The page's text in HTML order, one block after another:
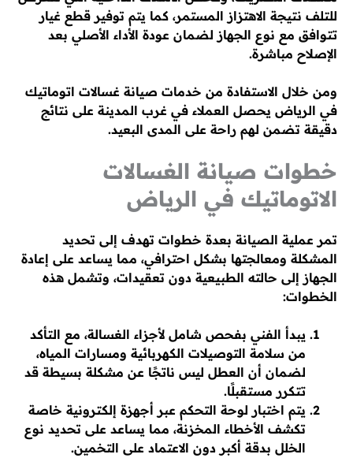
للتلف نتيجة الاهتزاز المستمر، كما يتم توفير قطع غيار
تتوافق مع نوع الجهاز لضمان عودة الأداء الأصلي بعد
الإصلاح مباشرة.
ومن خلال الاستفادة من خدمات صيانة غسالات اتوماتيك
في الرياض يحصل العملاء في غرب المدينة على نتائج
دقيقة تضمن لهم راحة على المدى البعيد.
خطوات صيانة الغسالات
الاتوماتيك في الرياض
تمر عملية الصيانة بعدة خطوات تهدف إلى تحديد
المشكلة ومعالجتها بشكل احترافي، مما يساعد على إعادة
الجهاز إلى حالته الطبيعية دون تعقيدات، وتشمل هذه
الخطوات:
يبدأ الفني بفحص شامل لأجزاء الغسالة، مع التأكد
من سلامة التوصيلات الكهربائية ومسارات المياه،
لضمان أن العطل ليس ناتجًا عن مشكلة بسيطة قد
تتكرر مستقبلًا.
يتم اختبار لوحة التحكم عبر أجهزة إلكترونية خاصة
تكشف الأخطاء المخزنة، مما يساعد على تحديد نوع
الخلل بدقة أكبر دون الاعتماد على التخمين.